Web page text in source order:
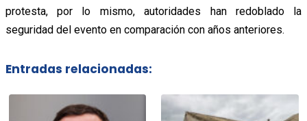
protesta, por lo mismo, autoridades han redoblado la
seguridad del evento en comparación con años anteriores.
Entradas relacionadas: